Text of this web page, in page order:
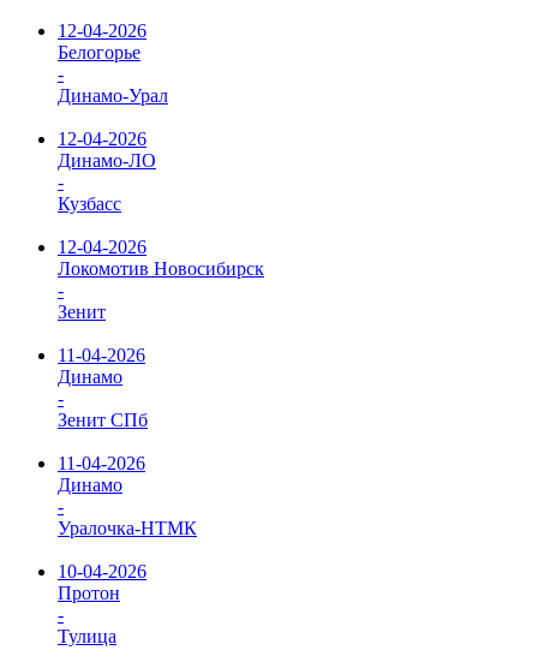
12-04-2026
Белогорье
-
Динамо-Урал
12-04-2026
Динамо-ЛО
-
Кузбасс
12-04-2026
Локомотив Новосибирск
-
Зенит
11-04-2026
Динамо
-
Зенит СПб
11-04-2026
Динамо
-
Уралочка-НТМК
10-04-2026
Протон
-
Тулица